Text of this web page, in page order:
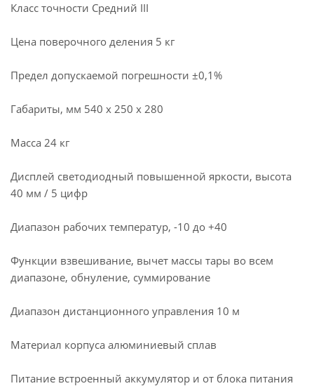
Класс точности Средний III
Цена поверочного деления 5 кг
Предел допускаемой погрешности ±0,1%
Габариты, мм 540 x 250 x 280
Масса 24 кг
Дисплей светодиодный повышенной яркости, высота
40 мм / 5 цифр
Диапазон рабочих температур, -10 до +40
Функции взвешивание, вычет массы тары во всем
диапазоне, обнуление, суммирование
Диапазон дистанционного управления 10 м
Материал корпуса алюминиевый сплав
Питание встроенный аккумулятор и от блока питания